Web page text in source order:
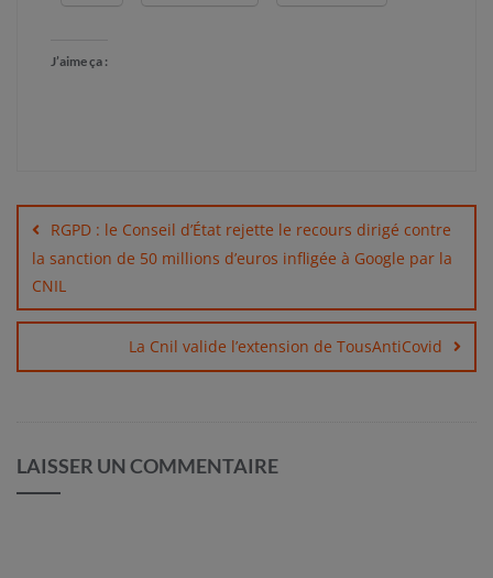
J’aime ça :
de
l’article
RGPD : le Conseil d’État rejette le recours dirigé contre
la sanction de 50 millions d’euros infligée à Google par la
CNIL
La Cnil valide l’extension de TousAntiCovid
LAISSER UN COMMENTAIRE